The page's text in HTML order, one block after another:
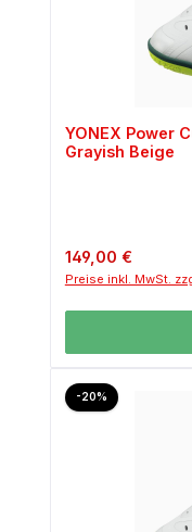
YONEX Power
Grayish Beige
Regulärer Preis:
149,00 €
Preise inkl. MwSt.
-20%Rabatt